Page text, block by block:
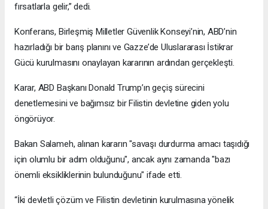
fırsatlarla gelir,” dedi.
Konferans, Birleşmiş Milletler Güvenlik Konseyi’nin, ABD’nin
hazırladığı bir barış planını ve Gazze’de Uluslararası İstikrar
Gücü kurulmasını onaylayan kararının ardından gerçekleşti.
Karar, ABD Başkanı Donald Trump’ın geçiş sürecini
denetlemesini ve bağımsız bir Filistin devletine giden yolu
öngörüyor.
Bakan Salameh, alınan kararın "savaşı durdurma amacı taşıdığı
için olumlu bir adım olduğunu", ancak aynı zamanda "bazı
önemli eksikliklerinin bulunduğunu" ifade etti.
“İki devletli çözüm ve Filistin devletinin kurulmasına yönelik